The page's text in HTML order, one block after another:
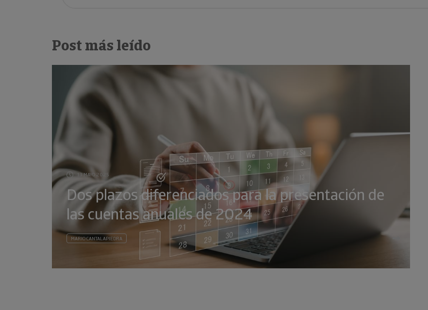
Post más leído
13 MAYO 2025
Dos plazos diferenciados para la presentación de
las cuentas anuales de 2024
MARIO CANTALAPIEDRA